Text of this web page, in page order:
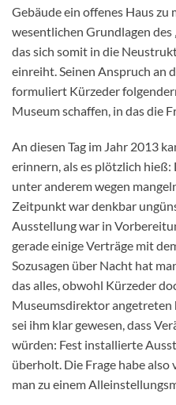
Gebäude ein offenes Haus zu
wesentlichen Grundlagen des
das sich somit in die
einreiht. Seinen Anspruch an
formuliert Kürzeder
Museum schaffen, in das die
An diesen Tag im Jahr 2013
erinnern, als es plötzlich hieß:
unter anderem wegen
Zeitpunkt war denkbar
Ausstellung war in
gerade einige Verträge mit
Sozusagen über Nacht hat
das alles, obwohl Kürzeder
Museumsdirektor
sei ihm klar gewesen, dass
würden: Fest installierte
überholt. Die Frage habe also
man zu einem